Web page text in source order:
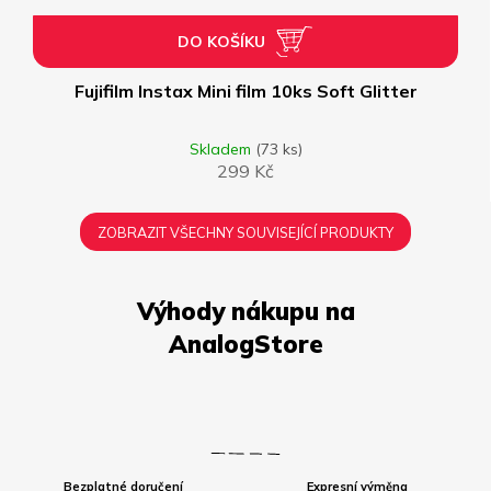
Bezplatné doručení
Expresní výměna
Fujifilm Instax Mini film 10ks Soft Glitter
Skladem (73 ks)
299 Kč
DO KOŠÍKU
ZOBRAZIT VŠECHNY SOUVISEJÍCÍ PRODUKTY